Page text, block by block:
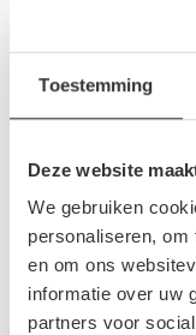
Toestemming
Deze website
We gebruiken
personaliseren,
en om ons
informatie over uw
partners voor
Vosheuvelweg 2
6545 AD Nijmegen
Op +- 18 km afstand
Autosloperij Alex